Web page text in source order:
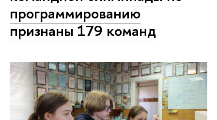
программированию
признаны 179 команд